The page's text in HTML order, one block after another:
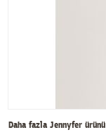
Daha fazla Jennyfer ürünü